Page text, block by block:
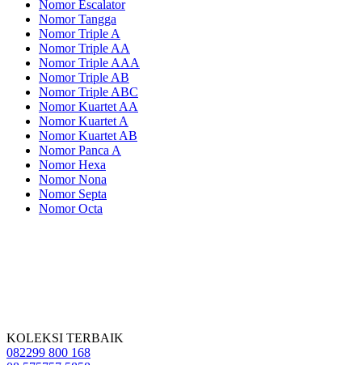
Nomor Escalator
Nomor Tangga
Nomor Triple A
Nomor Triple AA
Nomor Triple AAA
Nomor Triple AB
Nomor Triple ABC
Nomor Kuartet AA
Nomor Kuartet A
Nomor Kuartet AB
Nomor Panca A
Nomor Hexa
Nomor Nona
Nomor Septa
Nomor Octa
KOLEKSI TERBAIK
082299 800 168